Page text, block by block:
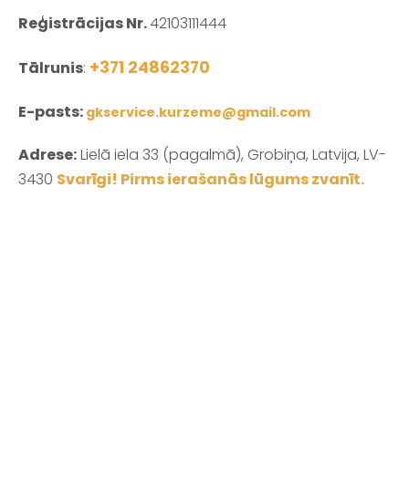
Reģistrācijas Nr.42103111444
Tālrunis: +371 24862370
E-pasts: gkservice.kurzeme@gmail.com
Adrese:Lielā iela 33 (pagalmā), Grobiņa, Latvija, LV-
3430 Svarīgi! Pirms ierašanās lūgums zvanīt.